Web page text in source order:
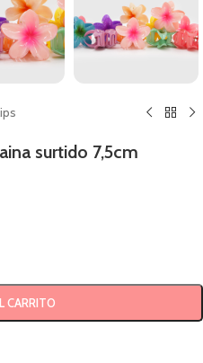
surtido 7,5cm
CARRITO